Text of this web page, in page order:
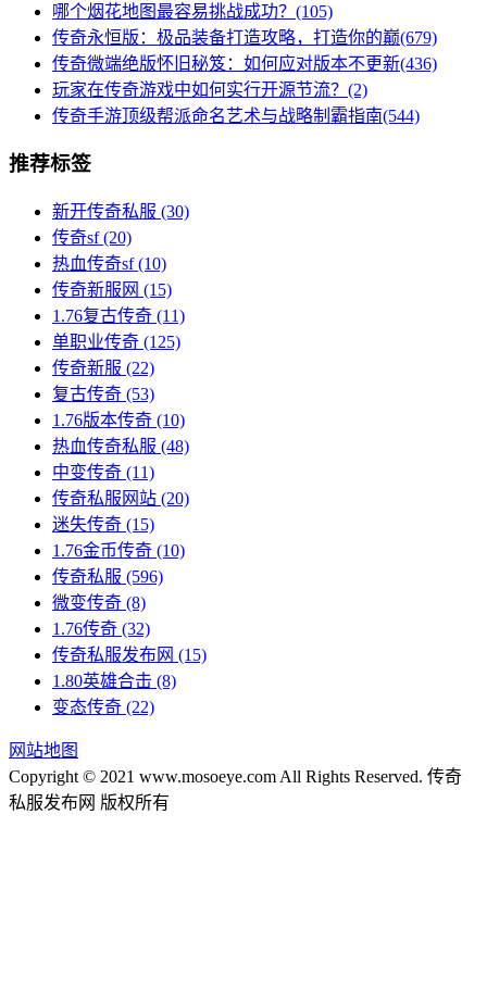
哪个烟花地图最容易挑战成功？(105)
传奇永恒版：极品装备打造攻略，打造你的巅(679)
传奇微端绝版怀旧秘笈：如何应对版本不更新(436)
玩家在传奇游戏中如何实行开源节流？(2)
传奇手游顶级帮派命名艺术与战略制霸指南(544)
推荐标签
新开传奇私服 (30)
传奇sf(20)
热血传奇sf(10)
传奇新服网 (15)
1.76复古传奇 (11)
单职业传奇 (125)
传奇新服 (22)
复古传奇 (53)
1.76版本传奇 (10)
热血传奇私服 (48)
中变传奇 (11)
传奇私服网站 (20)
迷失传奇 (15)
1.76金币传奇 (10)
传奇私服 (596)
微变传奇 (8)
1.76传奇 (32)
传奇私服发布网 (15)
1.80英雄合击 (8)
变态传奇 (22)
网站地图
Copyright © 2021 www.mosoeye.com All Rights Reserved. 传奇
私服发布网 版权所有